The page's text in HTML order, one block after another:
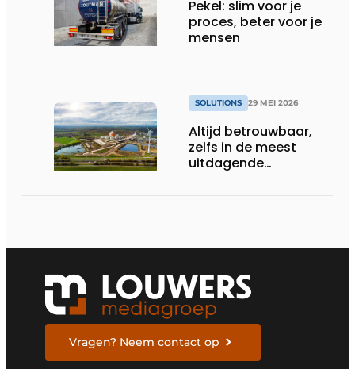
Pekel: slim voor je
proces, beter voor je
mensen
SOLUTIONS 29 MEI 2026
Altijd betrouwbaar,
zelfs in de meest
uitdagende
Vragen? Neem contact op